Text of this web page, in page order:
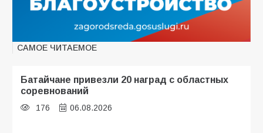
САМОЕ ЧИТАЕМОЕ
Батайчане привезли 20 наград с областных
соревнований
176 06.08.2026